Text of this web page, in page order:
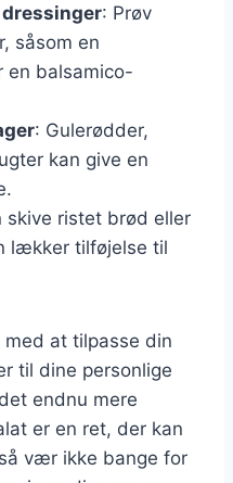
: Prøv
såsom en
en balsamico-
: Gulerødder,
kan give en
skive ristet brød eller
lækker tilføjelse til
at tilpasse din
til dine personlige
endnu mere
er en ret, der kan
vær ikke bange for